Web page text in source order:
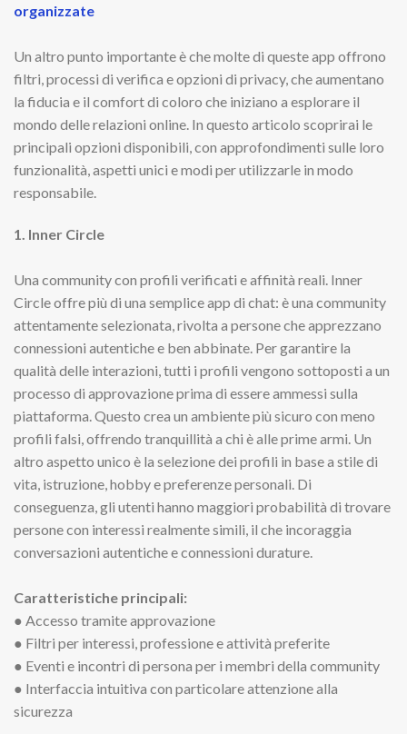
organizzate
Un altro punto importante è che molte di queste app offrono
filtri, processi di verifica e opzioni di privacy, che aumentano
la fiducia e il comfort di coloro che iniziano a esplorare il
mondo delle relazioni online. In questo articolo scoprirai le
principali opzioni disponibili, con approfondimenti sulle loro
funzionalità, aspetti unici e modi per utilizzarle in modo
responsabile.
1. Inner Circle
Una community con profili verificati e affinità reali. Inner
Circle offre più di una semplice app di chat: è una community
attentamente selezionata, rivolta a persone che apprezzano
connessioni autentiche e ben abbinate. Per garantire la
qualità delle interazioni, tutti i profili vengono sottoposti a un
processo di approvazione prima di essere ammessi sulla
piattaforma. Questo crea un ambiente più sicuro con meno
profili falsi, offrendo tranquillità a chi è alle prime armi. Un
altro aspetto unico è la selezione dei profili in base a stile di
vita, istruzione, hobby e preferenze personali. Di
conseguenza, gli utenti hanno maggiori probabilità di trovare
persone con interessi realmente simili, il che incoraggia
conversazioni autentiche e connessioni durature.
Caratteristiche principali:
● Accesso tramite approvazione
● Filtri per interessi, professione e attività preferite
● Eventi e incontri di persona per i membri della community
● Interfaccia intuitiva con particolare attenzione alla
sicurezza